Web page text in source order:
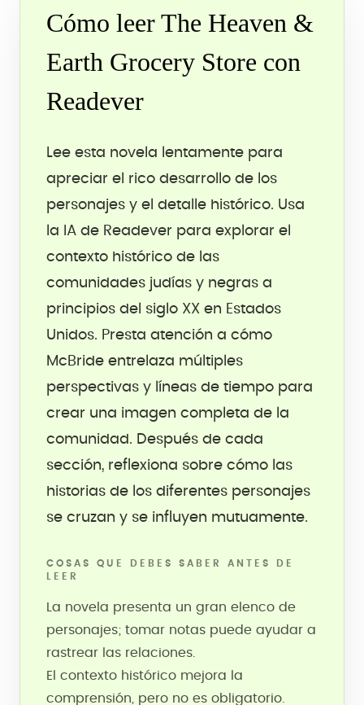
Cómo leer The Heaven &
Earth Grocery Store con
Readever
Lee esta novela lentamente para
apreciar el rico desarrollo de los
personajes y el detalle histórico. Usa
la IA de Readever para explorar el
contexto histórico de las
comunidades judías y negras a
principios del siglo XX en Estados
Unidos. Presta atención a cómo
McBride entrelaza múltiples
perspectivas y líneas de tiempo para
crear una imagen completa de la
comunidad. Después de cada
sección, reflexiona sobre cómo las
historias de los diferentes personajes
se cruzan y se influyen mutuamente.
COSAS QUE DEBES SABER ANTES DE
LEER
La novela presenta un gran elenco de
personajes; tomar notas puede ayudar a
rastrear las relaciones.
El contexto histórico mejora la
comprensión, pero no es obligatorio.